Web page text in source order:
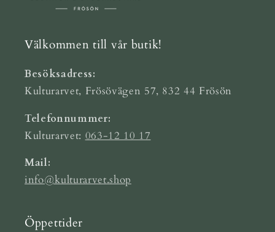
Välkommen till vår butik!
Besöksadress:
Kulturarvet, Frösövägen 57, 832 44 Frösön
Telefonnummer:
Kulturarvet: 063-12 10 17
Mail:
info@kulturarvet.shop
Öppettider